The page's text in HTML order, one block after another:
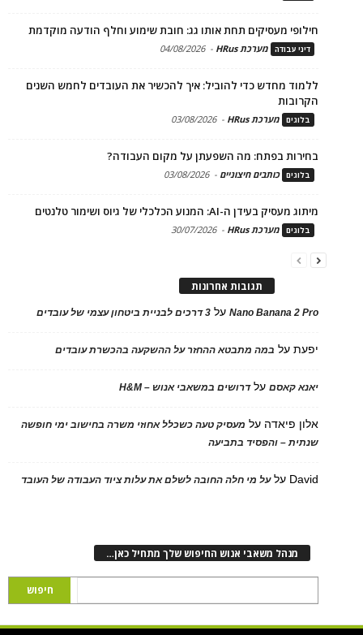
חילופי מעסיקים תחת אותו גג: חובת שימוע וחלף הודעה מוקדמת
דיני עבודה מערכת HRus -
04/08/2026
ללמוד מחדש כדי להוביל: איך להכשיר את העובדים לחמש השנים
הקרובות
בלוגים מערכת HRus -
03/08/2026
בחירות בפתח: מה השפעתן על מקום העבודה?
בלוגים כותבים חיצוניים -
03/08/2026
מיתוג מעסיק בעידן ה-AI: המנוע הכלכלי של גיוס ושימור טלנטים
בלוגים מערכת HRus -
30/07/2026
תגובות אחרונות
Nano Banana 2 Proעל 3 דרכים לבניית ביטחון עצמי של עובדים
יפעתעל במה מתבטא ההחזר על ההשקעה בהכשרת עובדים
יאנא קאסםעלדרושים במשאבי אנוש – H&M
אלון פיאדה על מעסיק טעה כשכלל אחוזי משרה בחישוב ימי חופשה
שנתית – והפסיד בתביעה
David עלעל מי חלה החובה לשלם את עלות ציוד העבודה של העובד
מנהל משאבי אנוש החיפוש שלך מתחיל כאן…